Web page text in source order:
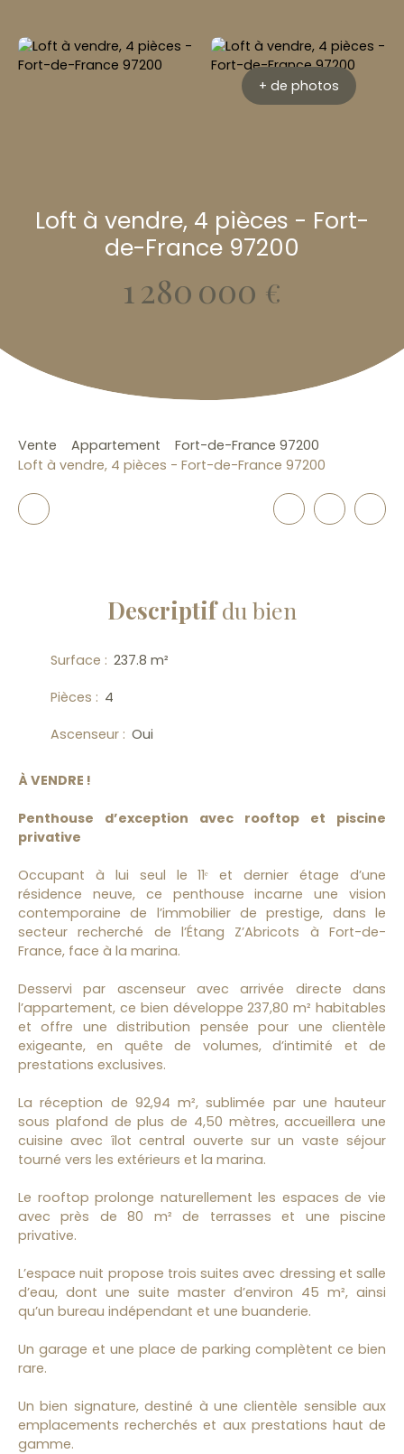
+ de photos
Loft à vendre, 4 pièces - Fort-
de-France 97200
1 280 000 €
Vente Appartement
Fort-de-France 97200
Loft à vendre, 4 pièces - Fort-de-France 97200
Descriptifdu bien
Surface : 237.8 m²
Pièces : 4
Ascenseur : Oui
À VENDRE !
Penthouse d’exception avec rooftop et piscine
privative
Occupant à lui seul le 11ᵉ et dernier étage d’une
résidence neuve, ce penthouse incarne une vision
contemporaine de l’immobilier de prestige, dans le
secteur recherché de l’Étang Z’Abricots à Fort-de-
France, face à la marina.
Desservi par ascenseur avec arrivée directe dans
l’appartement, ce bien développe 237,80 m² habitables
et offre une distribution pensée pour une clientèle
exigeante, en quête de volumes, d’intimité et de
prestations exclusives.
La réception de 92,94 m², sublimée par une hauteur
sous plafond de plus de 4,50 mètres, accueillera une
cuisine avec îlot central ouverte sur un vaste séjour
tourné vers les extérieurs et la marina.
Le rooftop prolonge naturellement les espaces de vie
avec près de 80 m² de terrasses et une piscine
privative.
L’espace nuit propose trois suites avec dressing et salle
d’eau, dont une suite master d’environ 45 m², ainsi
qu’un bureau indépendant et une buanderie.
Un garage et une place de parking complètent ce bien
rare.
Un bien signature, destiné à une clientèle sensible aux
emplacements recherchés et aux prestations haut de
gamme.